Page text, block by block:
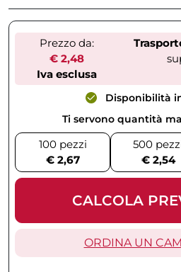
Prezzo da:
€ 2,48
Iva esclusa
Disponibilità
Ti servono quantità
100 pezzi
€ 2,67
500
€ 2,54
CALCOLA
ORDINA UN